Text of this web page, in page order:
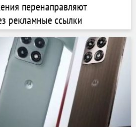
перенаправляют
рекламные ссылки